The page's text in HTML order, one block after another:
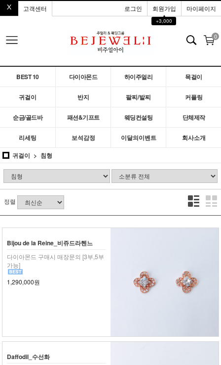
고객센터 로그인 회원가입
▲
+3,000
마이페이지
0
BEST 10 다이아몬드 하이주얼리 목걸이
귀걸이 반지 팔찌/발찌 커플링
순금/골드바 패션&기프트 웨딩컨설팅 단체제작
리세팅 보석감정 이달의이벤트
회사소개
귀걸이
침형
정렬
Bijou de la Reine_비쥬드라헨느
다이아몬드 구매시 매장문의 [3부,5부
가능]
1,290,000원
Daffodil_수선화